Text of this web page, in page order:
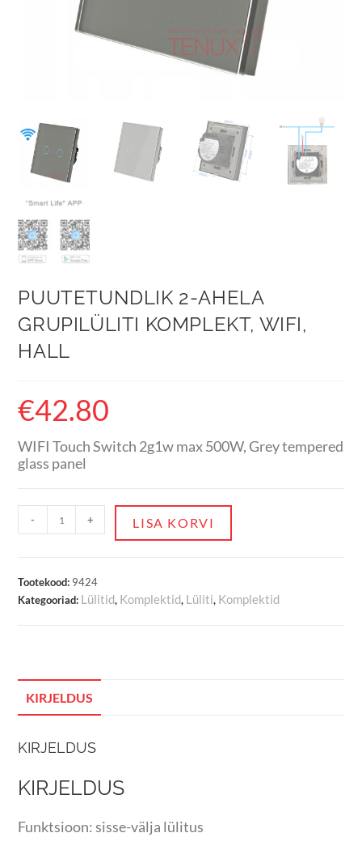
PUUTETUNDLIK 2-AHELA
GRUPILÜLITI KOMPLEKT, WIFI,
HALL
€42.80
WIFI Touch Switch 2g1w max 500W, Grey tempered
glass panel
- + LISA KORVI
Tootekood: 9424
Kategooriad: Lülitid, Komplektid, Lüliti, Komplektid
KIRJELDUS
KIRJELDUS
KIRJELDUS
Funktsioon: sisse-välja lülitus